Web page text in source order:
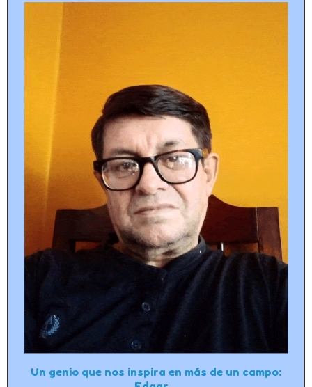
Un genio que nos inspira en más de un campo: